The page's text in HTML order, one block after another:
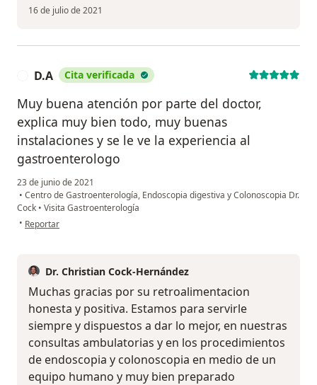
16 de julio de 2021
D.A Cita verificada
Muy buena atención por parte del doctor,
explica muy bien todo, muy buenas
instalaciones y se le ve la experiencia al
gastroenterologo
23 de junio de 2021
• Centro de Gastroenterología, Endoscopia digestiva y Colonoscopia Dr.
Cock • Visita Gastroenterología
• en opinión del usuario D.A
Reportar
Dr. Christian Cock-Hernández
Muchas gracias por su retroalimentacion
honesta y positiva. Estamos para servirle
siempre y dispuestos a dar lo mejor, en nuestras
consultas ambulatorias y en los procedimientos
de endoscopia y colonoscopia en medio de un
equipo humano y muy bien preparado